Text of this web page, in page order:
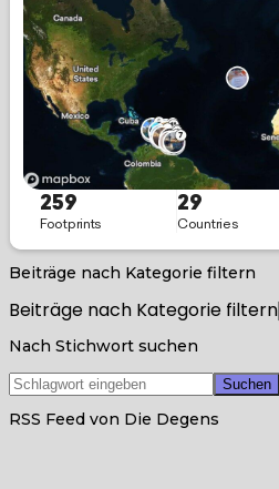
Beiträge nach Kategorie filtern
Beiträge nach Kategorie filtern
Nach Stichwort suchen
RSS Feed von Die Degens